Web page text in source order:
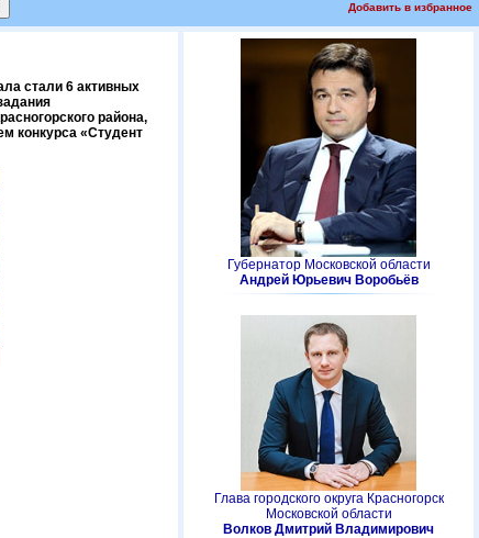
Добавить в избранное
стали 6 активных
района,
конкурса «Студент
Губернатор Московской области
Андрей Юрьевич Воробьёв
Глава городского округа Красногорск
Московской области
Волков Дмитрий Владимирович